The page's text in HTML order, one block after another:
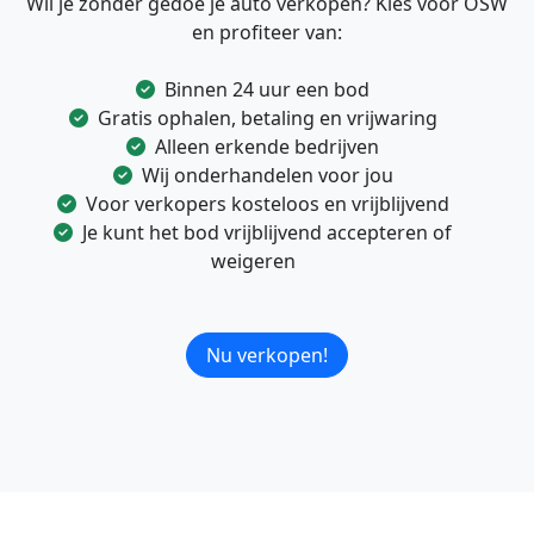
en profiteer van:
Binnen 24 uur een bod
Gratis ophalen, betaling en vrijwaring
Alleen erkende bedrijven
Wij onderhandelen voor jou
Voor verkopers kosteloos en vrijblijvend
Je kunt het bod vrijblijvend accepteren of
weigeren
Nu verkopen!